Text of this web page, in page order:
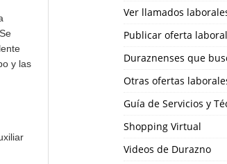
y las
Ver llamados
Publicar oferta laboral
Duraznenses que
Otras ofertas
Guía de Servicios y
Shopping Virtual
Videos de Durazno